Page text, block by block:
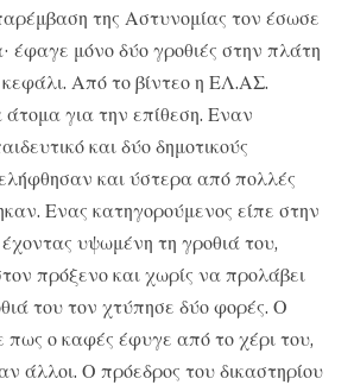
της Αστυνομίας τον έσωσε
έφαγε μόνο δύο γροθιές στην πλάτη
Από το βίντεο η ΕΛ.ΑΣ.
άτομα για την επίθεση. Εναν
και δύο δημοτικούς
και ύστερα από πολλές
Ενας κατηγορούμενος είπε στην
υψωμένη τη γροθιά του,
πρόξενο και χωρίς να προλάβει
του τον χτύπησε δύο φορές. Ο
πως ο καφές έφυγε από το χέρι του,
άλλοι. Ο πρόεδρος του δικαστηρίου